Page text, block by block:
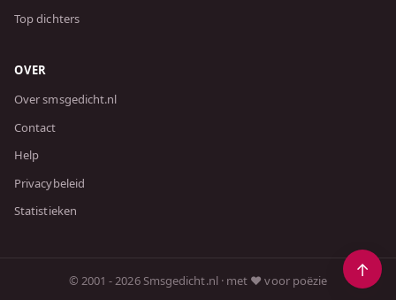
Top dichters
OVER
Over smsgedicht.nl
Contact
Help
Privacybeleid
Statistieken
© 2001 - 2026 Smsgedicht.nl · met ❤️ voor poëzie